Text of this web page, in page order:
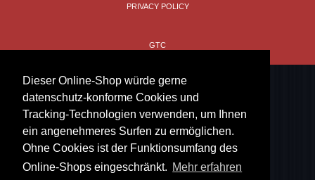
Dieser Online-Shop würde gerne
datenschutz-konforme Cookies und
Tracking-Technologien verwenden, um Ihnen
ein angenehmeres Surfen zu ermöglichen.
Ohne Cookies ist der Funktionsumfang des
Online-Shops eingeschränkt. Mehr erfahren
PRIVACY POLICY
GTC